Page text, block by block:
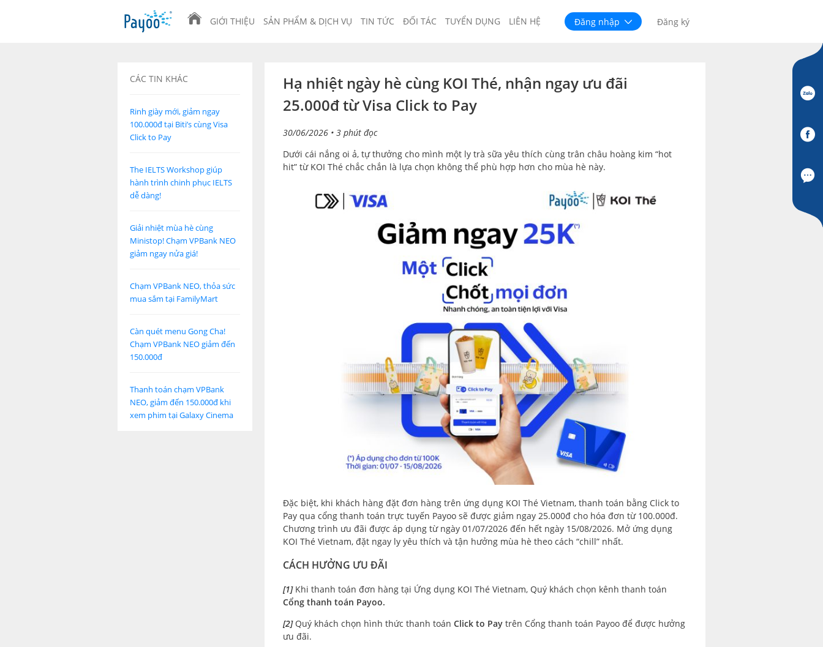
GIỚI THIỆU SẢN PHẨM & DỊCH VỤ TIN TỨC ĐỐI TÁC TUYỂN DỤNG LIÊN HỆ Đăng nhập Đăng ký
CÁC TIN KHÁC
Rinh giày mới, giảm ngay
100.000đ tại Biti’s cùng Visa
Click to Pay
The IELTS Workshop giúp
hành trình chinh phục IELTS
dễ dàng!
Giải nhiệt mùa hè cùng
Ministop! Chạm VPBank NEO
giảm ngay nửa giá!
Chạm VPBank NEO, thỏa sức
mua sắm tại FamilyMart
Càn quét menu Gong Cha!
Chạm VPBank NEO giảm đến
150.000đ
Thanh toán chạm VPBank
NEO, giảm đến 150.000đ khi
xem phim tại Galaxy Cinema
Hạ nhiệt ngày hè cùng KOI Thé, nhận ngay ưu đãi
25.000đ từ Visa Click to Pay
30/06/2026 • 3 phút đọc
Dưới cái nắng oi ả, tự thưởng cho mình một ly trà sữa yêu thích cùng trân châu hoàng kim “hot
hit” từ KOI Thé chắc chắn là lựa chọn không thể phù hợp hơn cho mùa hè này.
Đặc biệt, khi khách hàng đặt đơn hàng trên ứng dụng KOI Thé Vietnam, thanh toán bằng Click to
Pay qua cổng thanh toán trực tuyến Payoo sẽ được giảm ngay 25.000đ cho hóa đơn từ 100.000đ.
Chương trình ưu đãi được áp dụng từ ngày 01/07/2026 đến hết ngày 15/08/2026. Mở ứng dụng
KOI Thé Vietnam, đặt ngay ly yêu thích và tận hưởng mùa hè theo cách “chill” nhất.
CÁCH HƯỞNG ƯU ĐÃI
[1]Khi thanh toán đơn hàng tại Ứng dụng KOI Thé Vietnam, Quý khách chọn kênh thanh toán
Cổng thanh toán Payoo.
[2]Quý khách chọn hình thức thanh toán Click to Pay trên Cổng thanh toán Payoo để được hưởng
ưu đãi.